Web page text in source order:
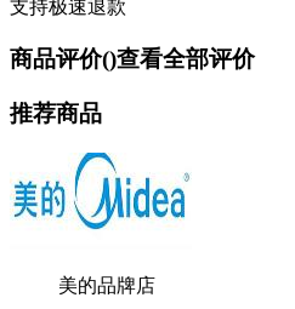
支持极速退款
商品评价()查看全部评价
推荐商品
美的品牌店